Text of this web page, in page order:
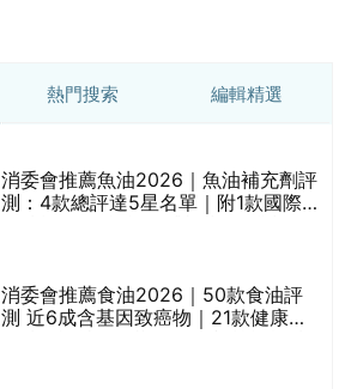
熱門搜索 編輯精選
消委會推薦魚油2026｜魚油補充劑評
測：4款總評達5星名單｜附1款國際
消委會推薦食油2026｜50款食油評
測 近6成含基因致癌物｜21款健康煮